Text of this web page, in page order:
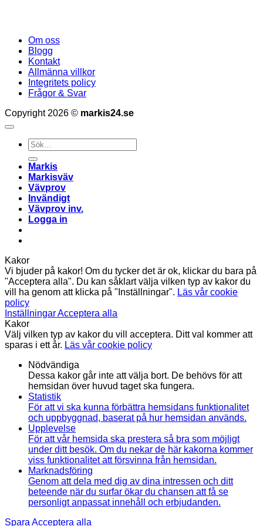
Om oss
Blogg
Kontakt
Allmänna villkor
Integritets policy
Frågor & Svar
Copyright 2026 © markis24.se
Sök
efter:
Markis
Markisväv
Vävprov
Invändigt
Vävprov inv.
Logga in
Kakor
Vi bjuder på kakor! Om du tycker det är ok, klickar du bara på
"Acceptera alla". Du kan såklart välja vilken typ av kakor du
vill ha genom att klicka på "Inställningar". Läs vår cookie
policy
InställningarAcceptera alla
Kakor
Välj vilken typ av kakor du vill acceptera. Ditt val kommer att
sparas i ett år. Läs vår cookie policy
Nödvändiga
Dessa kakor går inte att välja bort. De behövs för att
hemsidan över huvud taget ska fungera.
Statistik
För att vi ska kunna förbättra hemsidans funktionalitet
och uppbyggnad, baserat på hur hemsidan används.
Upplevelse
För att vår hemsida ska prestera så bra som möjligt
under ditt besök. Om du nekar de här kakorna kommer
viss funktionalitet att försvinna från hemsidan.
Marknadsföring
Genom att dela med dig av dina intressen och ditt
beteende när du surfar ökar du chansen att få se
personligt anpassat innehåll och erbjudanden.
Spara Acceptera alla